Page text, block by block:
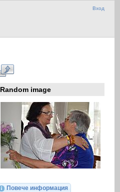
Вход
Random image
Повече информация